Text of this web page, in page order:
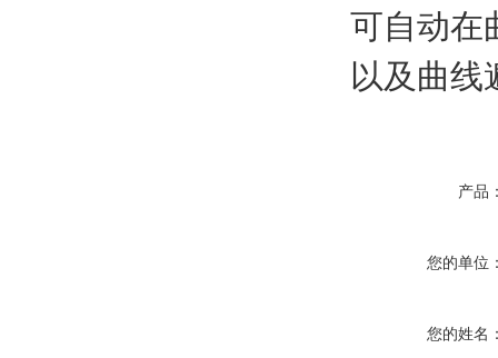
可自动在
以及曲线
产品
您的单位
您的姓名